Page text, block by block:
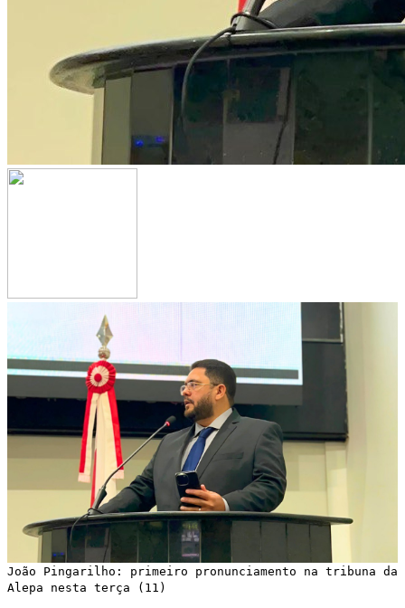
João Pingarilho: primeiro pronunciamento na tribuna da
Alepa nesta terça (11)